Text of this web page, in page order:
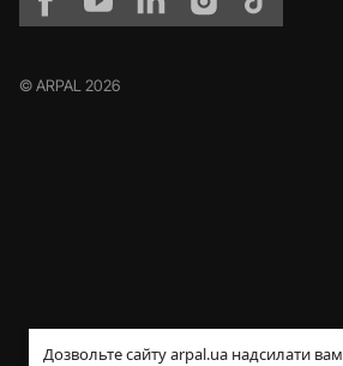
Дозвольте сайту arpal.ua надсилати вам
© ARPAL 2026